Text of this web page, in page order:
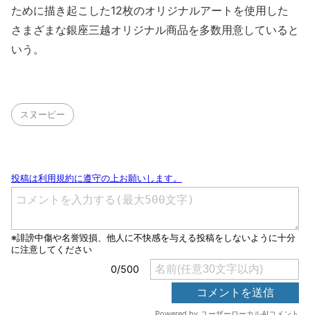
ために描き起こした12枚のオリジナルアートを使用した
さまざまな銀座三越オリジナル商品を多数用意していると
いう。
スヌーピー